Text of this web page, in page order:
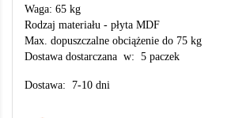
Waga: 65 kg
Rodzaj materiału - płyta MDF
Max. dopuszczalne obciążenie do 75 kg
Dostawa dostarczana w: 5 paczek
Dostawa: 7-10 dni